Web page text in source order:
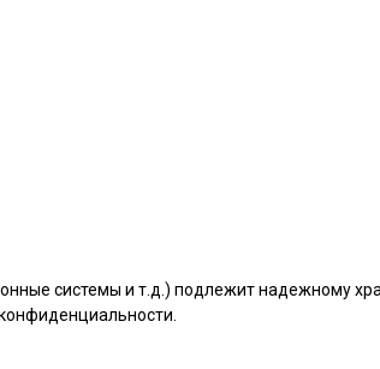
системы и т.д.) подлежит надежному